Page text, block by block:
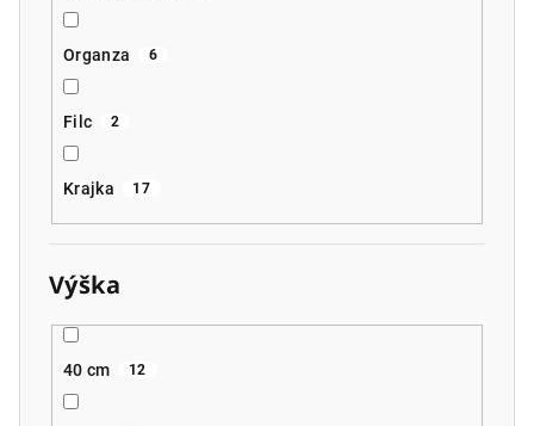
Organza 6
Filc 2
Krajka 17
Výška
40 cm 12